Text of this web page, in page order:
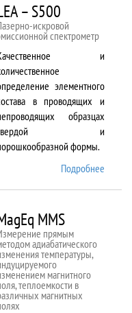
– S500
искровой
спектрометр
и
элементного
в проводящих и
образцах
и
формы.
Подробнее
MMS
прямым
адиабатического
температуры,
магнитного
теплоемкости в
магнитных